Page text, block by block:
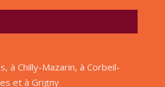
à Chilly-Mazarin, à Corbeil-
et à Grigny